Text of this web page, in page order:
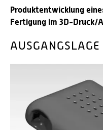
Produktentwicklung
Fertigung im 3D-Druck/
AUSGANGSLAGE